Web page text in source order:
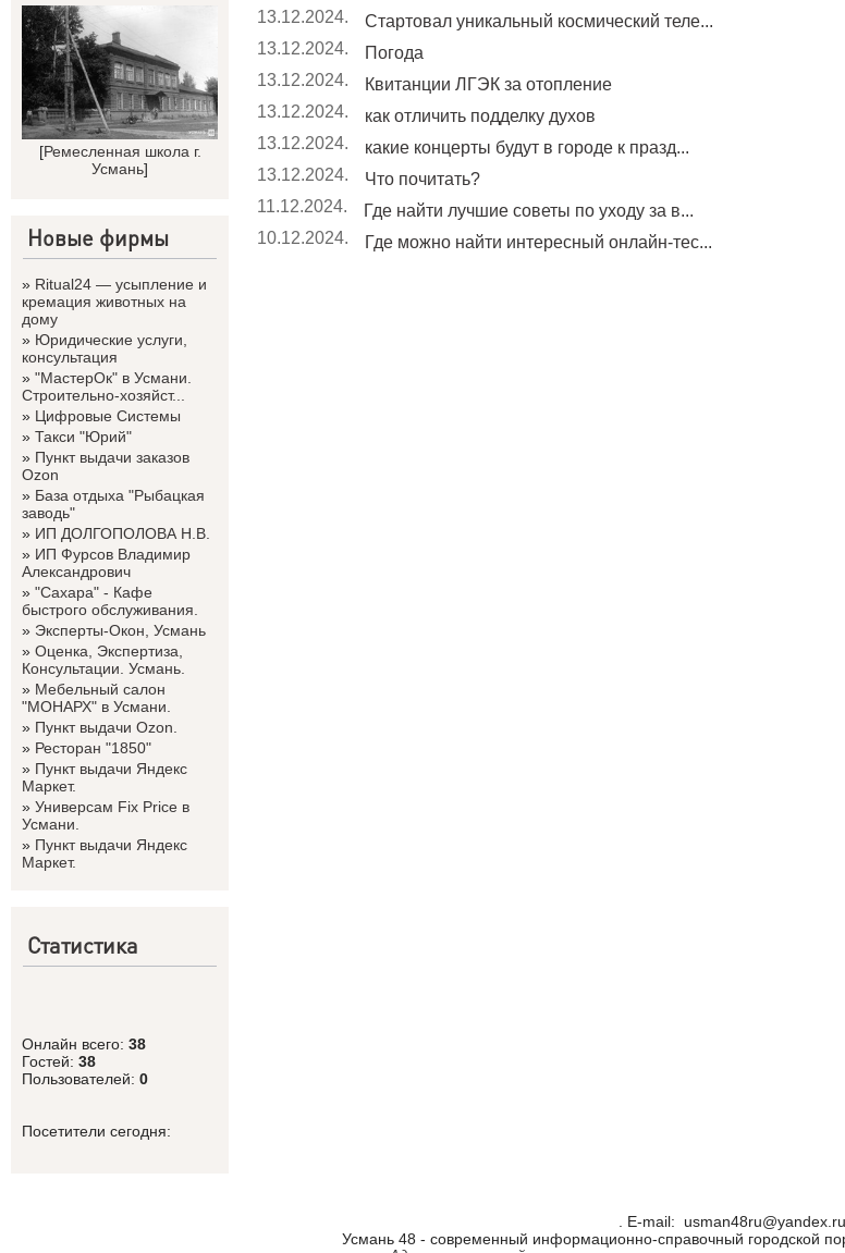
[Ремесленная школа г.
Усмань]
Новые фирмы
» Ritual24 — усыпление и
кремация животных на
дому
» Юридические услуги,
консультация
» "МастерОк" в Усмани.
Строительно-хозяйст...
» Цифровые Системы
» Такси "Юрий"
» Пункт выдачи заказов
Ozon
» База отдыха "Рыбацкая
заводь"
» ИП ДОЛГОПОЛОВА Н.В.
» ИП Фурсов Владимир
Александрович
» "Сахара" - Кафе
быстрого обслуживания.
» Эксперты-Окон, Усмань
» Оценка, Экспертиза,
Консультации. Усмань.
» Мебельный салон
"МОНАРХ" в Усмани.
» Пункт выдачи Ozon.
» Ресторан "1850"
» Пункт выдачи Яндекс
Маркет.
» Универсам Fix Price в
Усмани.
» Пункт выдачи Яндекс
Маркет.
Статистика
Онлайн всего: 38
Гостей: 38
Пользователей: 0
Посетители сегодня:
13.12.2024.
Стартовал уникальный космический теле...
13.12.2024.
Погода
13.12.2024.
Квитанции ЛГЭК за отопление
13.12.2024.
как отличить подделку духов
13.12.2024.
какие концерты будут в городе к празд...
13.12.2024.
Что почитать?
11.12.2024.
Где найти лучшие советы по уходу за в...
10.12.2024.
Где можно найти интересный онлайн-тес...
. Е-mail: usman48ru@yandex.ru
Усмань 48 - современный информационно-справочный городской